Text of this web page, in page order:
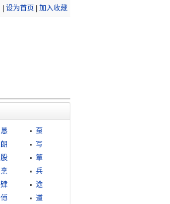
设为首页 加入收藏
恳
虿
朗
写
股
箪
烹
兵
肄
途
傅
道